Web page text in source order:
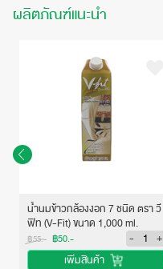
ผลิตภัณฑ์แนะนำ
น้ำนมข้าวกล้องงอก 7 ชนิด ตรา วี
ฟิท (V-Fit) ขนาด 1,000 ml.
฿55.- ฿50.- -
+
เพิ่มสินค้า